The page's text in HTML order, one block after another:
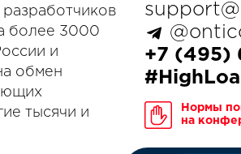
более 3000
и
обмен
тысячи и
+7 (495)
Нормы
на